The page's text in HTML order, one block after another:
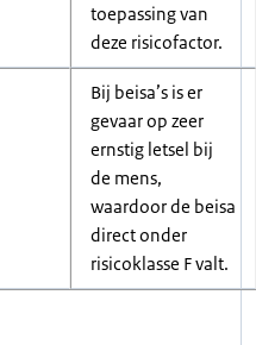
toepassing van
deze risicofactor.
Bij beisa’s is er
gevaar op zeer
ernstig letsel bij
de mens,
waardoor de beisa
direct onder
risicoklasse F valt.